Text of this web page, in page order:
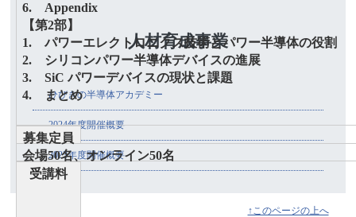
6. Appendix
【第2部】
1.パワーエレクトロニクス技術とパワー半導体の役割
2. シリコンパワー半導体デバイスの進展
3. SiC パワーデバイスの現状と課題
4. まとめ
募集定員
会場50名、オンライン50名
受講料
人材育成事業
ひびきの半導体アカデミー
2024年度開催概要
2023年度開催概要
↑このページの上へ